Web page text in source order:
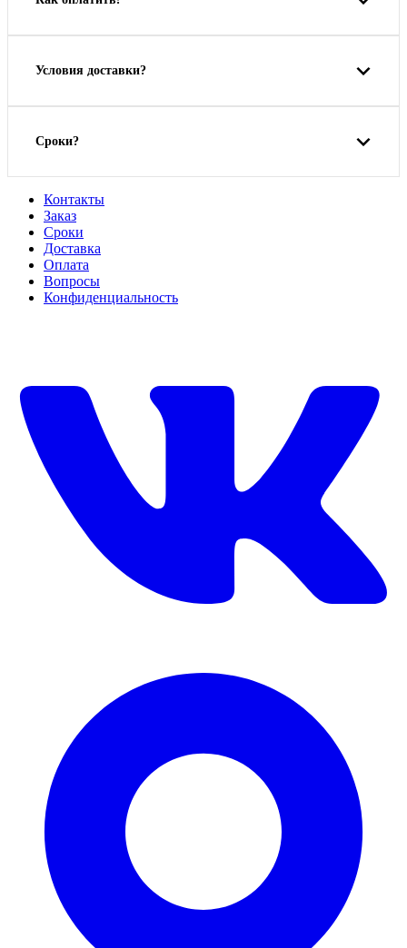
Условия доставки?
Сроки?
Контакты
Заказ
Cроки
Доставка
Оплата
Вопросы
Конфиденциальность